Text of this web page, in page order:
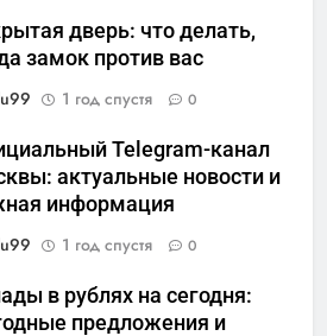
дверь: что делать,
замок против вас
1 год спустя 0
Telegram-канал
актуальные новости и
информация
1 год спустя 0
в рублях на сегодня:
предложения и